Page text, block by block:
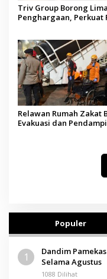
Triv Group Borong Lima
Penghargaan, Perkuat
Relawan Rumah Zakat
Evakuasi dan
Populer
1
Dandim
Selama Agustus
1088 Dilihat